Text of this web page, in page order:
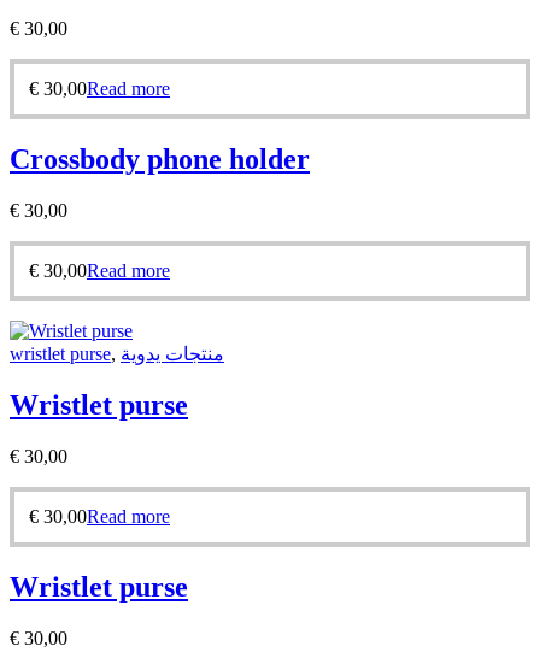
€ 30,00
€ 30,00Read more
Crossbody phone holder
€ 30,00
€ 30,00Read more
wristlet purse, منتجات يدوية
Wristlet purse
€ 30,00
€ 30,00Read more
Wristlet purse
€ 30,00